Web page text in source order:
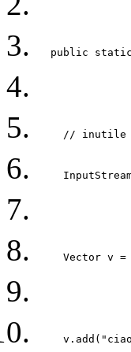
public
// inutile
Vector v =